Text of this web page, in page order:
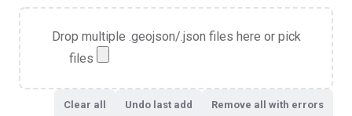
Drop multiple .geojson/.json files here or pick
files
Clear all Undo last add Remove all with errors